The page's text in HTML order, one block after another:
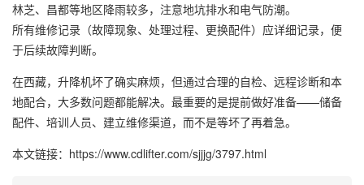
林芝、昌都等地区降雨较多，注意地坑排水和电气防潮。
所有维修记录（故障现象、处理过程、更换配件）应详细记录，便
于后续故障判断。
在西藏，升降机坏了确实麻烦，但通过合理的自检、远程诊断和本
地配合，大多数问题都能解决。最重要的是提前做好准备——储备
配件、培训人员、建立维修渠道，而不是等坏了再着急。
本文链接：https://www.cdlifter.com/sjjjg/3797.html